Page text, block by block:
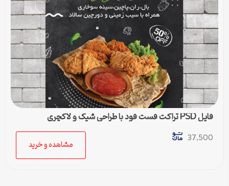
فایل PSD تراکت فست فود با طراحی شیک و لاکچری
37,500
مشاهده و خرید